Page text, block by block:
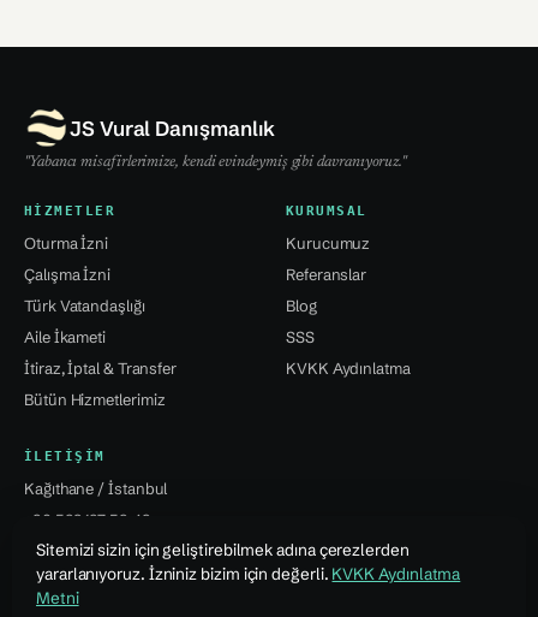
JS Vural Danışmanlık
"Yabancı misafirlerimize, kendi evindeymiş gibi davranıyoruz."
HIZMETLER
Oturma İzni
Çalışma İzni
Türk Vatandaşlığı
Aile İkameti
İtiraz, İptal & Transfer
Bütün Hizmetlerimiz
KURUMSAL
Kurucumuz
Referanslar
Blog
SSS
KVKK Aydınlatma
İLETIŞIM
Kağıthane / İstanbul
+90 532 137 59 49
info@jsvural...
Sitemizi sizin için geliştirebilmek adına çerezlerden
yararlanıyoruz. İzniniz bizim için değerli. KVKK Aydınlatma
Metni